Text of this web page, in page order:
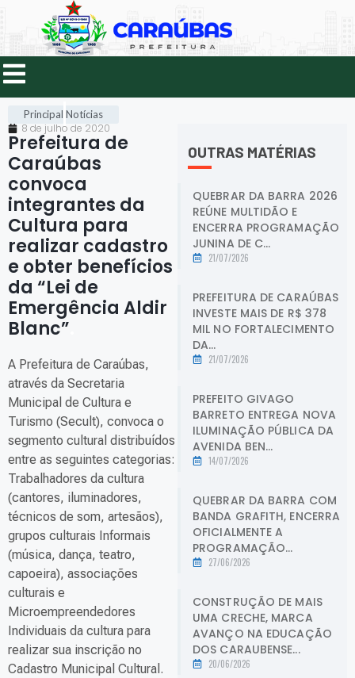
Principal Notícias
8 de julho de 2020
Prefeitura de
Caraúbas
convoca
integrantes da
Cultura para
realizar cadastro
e obter benefícios
da “Lei de
Emergência Aldir
Blanc”
A Prefeitura de Caraúbas,
através da Secretaria
Municipal de Cultura e
Turismo (Secult), convoca o
segmento cultural distribuídos
entre as seguintes categorias:
Trabalhadores da cultura
(cantores, iluminadores,
técnicos de som, artesãos),
grupos culturais Informais
(música, dança, teatro,
capoeira), associações
culturais e
Microempreendedores
Individuais da cultura para
realizar sua inscrição no
Cadastro Municipal Cultural.
OUTRAS MATÉRIAS
QUEBRAR DA BARRA 2026
REÚNE MULTIDÃO E
ENCERRA PROGRAMAÇÃO
JUNINA DE C...
21/07/2026
PREFEITURA DE CARAÚBAS
INVESTE MAIS DE R$ 378
MIL NO FORTALECIMENTO
DA...
21/07/2026
PREFEITO GIVAGO
BARRETO ENTREGA NOVA
ILUMINAÇÃO PÚBLICA DA
AVENIDA BEN...
14/07/2026
QUEBRAR DA BARRA COM
BANDA GRAFITH, ENCERRA
OFICIALMENTE A
PROGRAMAÇÃO...
27/06/2026
CONSTRUÇÃO DE MAIS
UMA CRECHE, MARCA
AVANÇO NA EDUCAÇÃO
DOS CARAUBENSE...
20/06/2026